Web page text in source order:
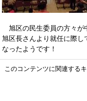
旭区の民生委員の方々が
旭区長さんより就任に際し
なったようです！
このコンテンツに関連する